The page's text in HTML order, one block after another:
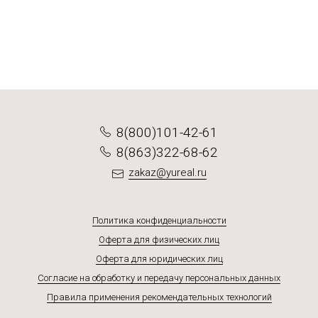
8(800)101-42-61
8(863)322-68-62
zakaz@yureal.ru
Политика конфиденциальности
Оферта для физических лиц
Оферта для юридических лиц
Согласие на обработку и передачу персональных данных
Правила применения рекомендательных технологий